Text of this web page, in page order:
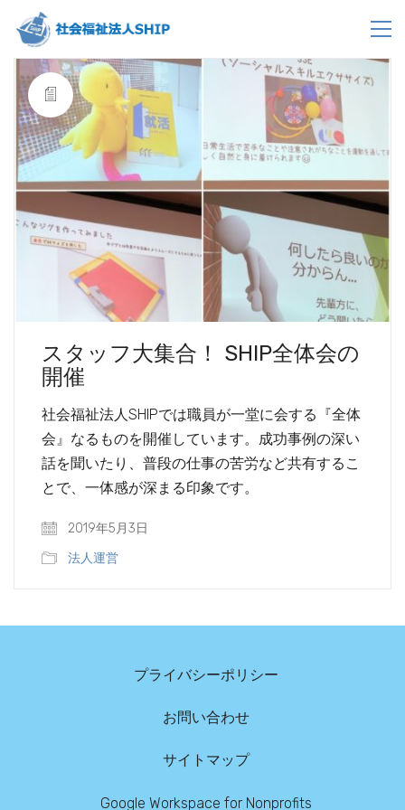
スタッフ大集合！ SHIP全体会の
開催
社会福祉法人SHIPでは職員が一堂に会する『全体
会』なるものを開催しています。成功事例の深い
話を聞いたり、普段の仕事の苦労など共有するこ
とで、一体感が深まる印象です。
2019年5月3日
法人運営
プライバシーポリシー
お問い合わせ
サイトマップ
Google Workspace for Nonprofits